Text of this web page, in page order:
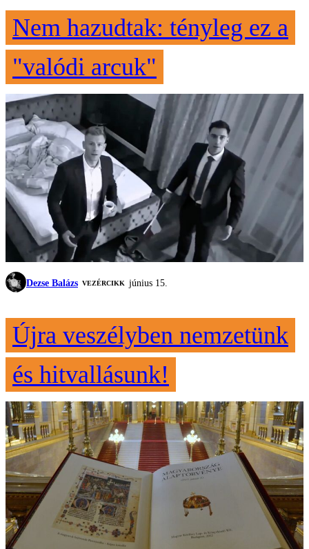
Nem hazudtak: tényleg ez a
"valódi arcuk"
Dezse Balázs VEZÉRCIKK június 15.
Újra veszélyben nemzetünk
és hitvallásunk!